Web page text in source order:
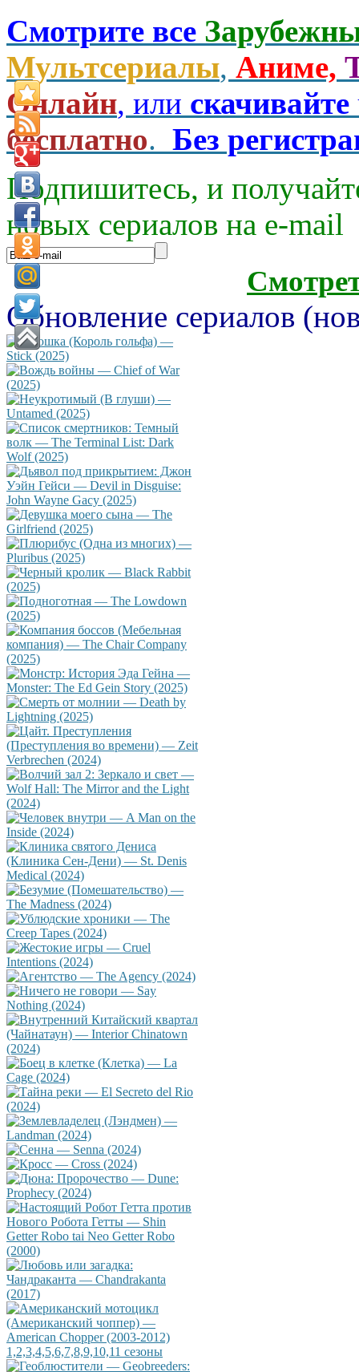
Смотрите все
Мультсериалы, Аниме,
Онлайн, или скачивайте
бесплатно. Без
Подпишитесь, и
новых сериалов на e-mаil
Обновление сериалов